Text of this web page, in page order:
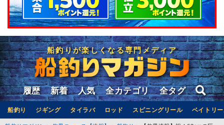
船釣りが楽しくなる専門メディア
履歴 新着 人気 全カテゴリ 全タグ
船釣り ジギング タイラバ ロッド スピニングリール ベイトリ